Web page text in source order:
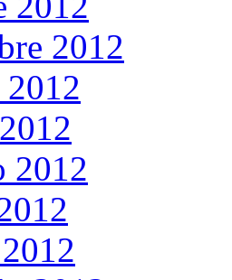
2012
2012
2012